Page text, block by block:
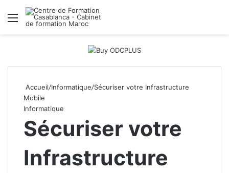
Menu
Accueil/Informatique/Sécuriser votre Infrastructure
Mobile
Informatique
Sécuriser votre
Infrastructure